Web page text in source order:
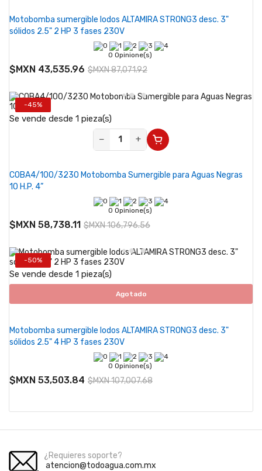
Motobomba sumergible lodos ALTAMIRA STRONG3 desc. 3"
sólidos 2.5" 2 HP 3 fases 230V
0 Opinione(s)
$MXN 43,535.96 $MXN 87,071.92
-45%
Se vende desde 1 pieza(s)
−
+
COBA4/100/3230 Motobomba Sumergible para Aguas Negras
10 H.P. 4”
0 Opinione(s)
$MXN 58,738.11 $MXN 106,796.56
-50%
Se vende desde 1 pieza(s)
Agotado
Motobomba sumergible lodos ALTAMIRA STRONG3 desc. 3"
sólidos 2.5" 4 HP 3 fases 230V
0 Opinione(s)
$MXN 53,503.84 $MXN 107,007.68
¿Requieres soporte?
atencion@todoagua.com.mx